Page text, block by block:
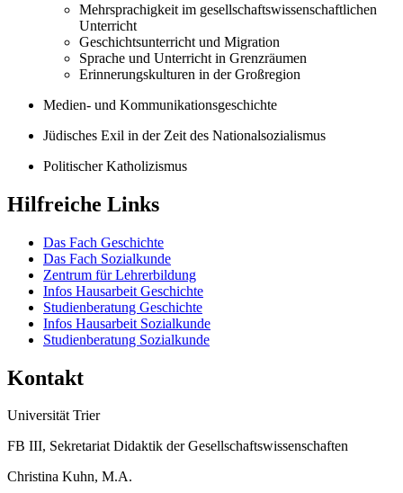
Mehrsprachigkeit im gesellschaftswissenschaftlichen
Unterricht
Geschichtsunterricht und Migration
Sprache und Unterricht in Grenzräumen
Erinnerungskulturen in der Großregion
Medien- und Kommunikationsgeschichte
Jüdisches Exil in der Zeit des Nationalsozialismus
Politischer Katholizismus
Hilfreiche Links
Das Fach Geschichte
Das Fach Sozialkunde
Zentrum für Lehrerbildung
Infos Hausarbeit Geschichte
Studienberatung Geschichte
Infos Hausarbeit Sozialkunde
Studienberatung Sozialkunde
Kontakt
Universität Trier
FB III, Sekretariat Didaktik der Gesellschaftswissenschaften
Christina Kuhn, M.A.